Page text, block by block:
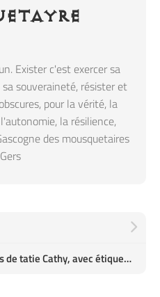
Exister c'est exercer sa
souveraineté, résister et
pour la vérité, la
la résilience,
des mousquetaires
Le pâté de canard du Gers de tatie Cathy, avec étiquette Caténa de l'ancienne quincaillerie paternelle : chaud au cœur